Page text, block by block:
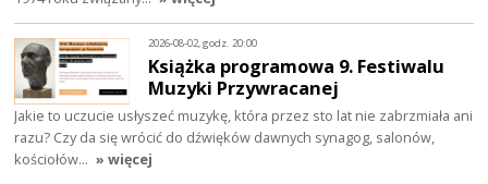
2026-08-02, godz. 20:00
Książka programowa 9. Festiwalu
Muzyki Przywracanej
Jakie to uczucie usłyszeć muzykę, która przez sto lat nie zabrzmiała ani
razu? Czy da się wrócić do dźwięków dawnych synagog, salonów,
kościołów… » więcej